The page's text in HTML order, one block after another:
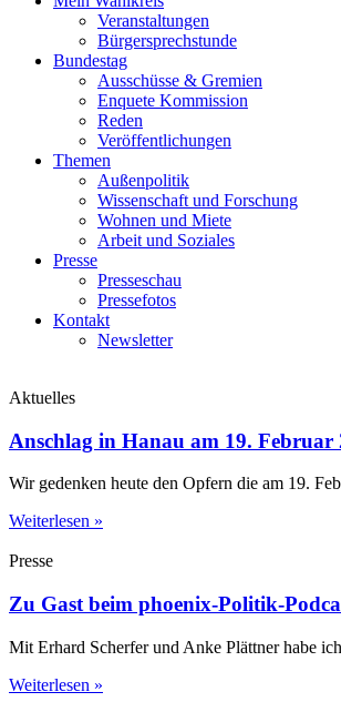
Veranstaltungen
Bürgersprechstunde
Bundestag
Ausschüsse & Gremien
Enquete Kommission
Reden
Veröffentlichungen
Themen
Außenpolitik
Wissenschaft und Forschung
Wohnen und Miete
Arbeit und Soziales
Presse
Presseschau
Pressefotos
Kontakt
Newsletter
Aktuelles
Anschlag in Hanau am 19. Februar
Wir gedenken heute den Opfern die am 19.
Weiterlesen »
Presse
Zu Gast beim phoenix-Politik-
Mit Erhard Scherfer und Anke Plättner habe
Weiterlesen »